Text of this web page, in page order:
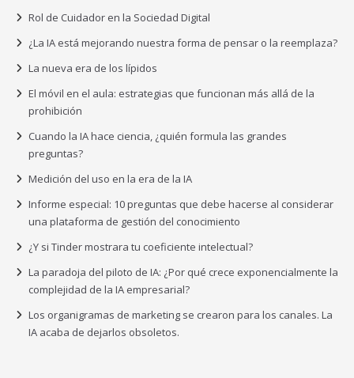
Rol de Cuidador en la Sociedad Digital
¿La IA está mejorando nuestra forma de pensar o la reemplaza?
La nueva era de los lípidos
El móvil en el aula: estrategias que funcionan más allá de la
prohibición
Cuando la IA hace ciencia, ¿quién formula las grandes
preguntas?
Medición del uso en la era de la IA
Informe especial: 10 preguntas que debe hacerse al considerar
una plataforma de gestión del conocimiento
¿Y si Tinder mostrara tu coeficiente intelectual?
La paradoja del piloto de IA: ¿Por qué crece exponencialmente la
complejidad de la IA empresarial?
Los organigramas de marketing se crearon para los canales. La
IA acaba de dejarlos obsoletos.